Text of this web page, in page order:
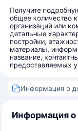
Получите
общее количество
организаций или
детальные
постройки,
материалы,
название,
предоставляемых
Информация о
Информация